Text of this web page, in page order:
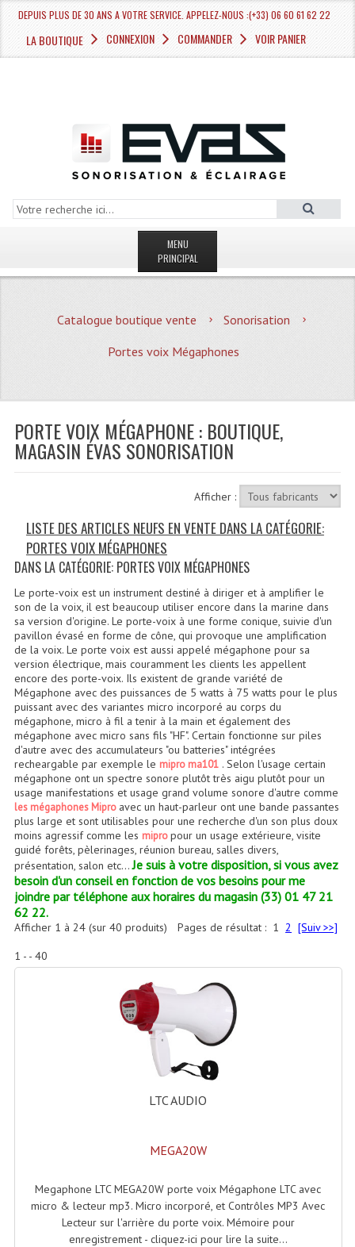
DEPUIS PLUS DE 30 ANS A VOTRE SERVICE. APPELEZ-NOUS :(+33) 06 60 61 62 22
LA BOUTIQUE CONNEXION COMMANDER VOIR PANIER
MENU
PRINCIPAL
MAGASIN
Quoi De Neuf?
Plan Acces, Horaires.
Location De Matériel
Recevoir Nos Promotions
CATÉGORIES
Sonorisation
Accessoires Pieds Cellules Diamants
Accessoires Enceintes
Accessoires Micro, Pieds De Régie
Cellule (s)
Diamants
Pieds D'enceintes
Selecteurs Audio Vidéo
Compresseurs , Limiteurs , Noise Gate
Egaliseur Egaliseurs
Enceintes Et Caissons Basses
Packs Sono
Enceintes Passives Sono
Retours De Scène
Catalogue boutique vente
Sonorisation
Portes voix Mégaphones
PORTE VOIX MÉGAPHONE : BOUTIQUE,
MAGASIN ÉVAS SONORISATION
Afficher :
LISTE DES ARTICLES NEUFS EN VENTE DANS LA CATÉGORIE:
PORTES VOIX MÉGAPHONES
DANS LA CATÉGORIE: PORTES VOIX MÉGAPHONES
Le porte-voix est un instrument destiné à diriger et à amplifier le
son de la voix, il est beaucoup utiliser encore dans la marine dans
sa version d'origine. Le porte-voix à une forme conique, suivie d'un
pavillon évasé en forme de cône, qui provoque une amplification
de la voix. Le porte voix est aussi appelé mégaphone pour sa
version électrique, mais couramment les clients les appellent
encore des porte-voix. Ils existent de grande variété de
Mégaphone avec des puissances de 5 watts à 75 watts pour le plus
puissant avec des variantes micro incorporé au corps du
mégaphone, micro à fil a tenir à la main et également des
mégaphone avec micro sans fils "HF". Certain fonctionne sur piles
d'autre avec des accumulateurs "ou batteries" intégrées
recheargable par exemple le mipro ma101. Selon l'usage certain
mégaphone ont un spectre sonore plutôt très aigu plutôt pour un
usage manifestations et usage grand volume sonore d'autre comme
les mégaphones Mipro avec un haut-parleur ont une bande passantes
plus large et sont utilisables pour une recherche d'un son plus doux
moins agressif comme les mipropour un usage extérieure, visite
guidé forêts, pèlerinages, réunion bureau, salles divers,
présentation, salon etc...Je suis à votre disposition, si vous avez
besoin d'un conseil en fonction de vos besoins pour me
joindre par téléphone aux horaires du magasin (33) 01 47 21
62 22.
Pages de résultat : 1 2 [Suiv >>]
Afficher 1 à 24(sur 40 produits)
1 - - 40
LTC AUDIO
MEGA20W
Megaphone LTC MEGA20W porte voix Mégaphone LTC avec
micro & lecteur mp3. Micro incorporé, et Contrôles MP3 Avec
Lecteur sur l'arrière du porte voix. Mémoire pour
enregistrement - cliquez-ici pour lire la suite...